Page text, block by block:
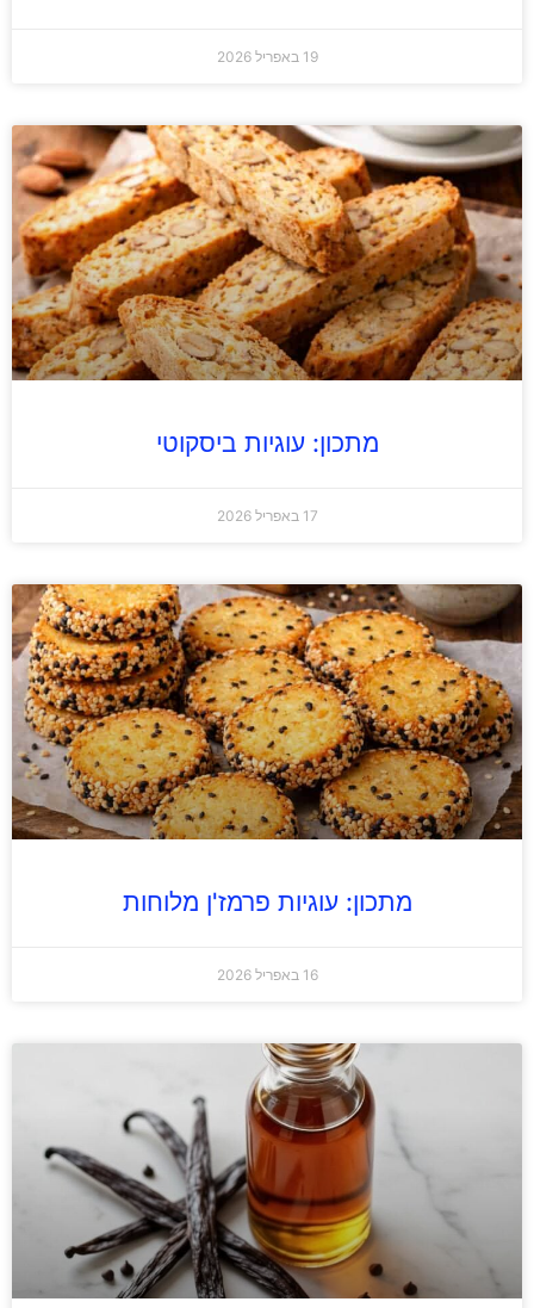
19 באפריל 2026
מתכון: עוגיות ביסקוטי
17 באפריל 2026
מתכון: עוגיות פרמז'ן מלוחות
16 באפריל 2026